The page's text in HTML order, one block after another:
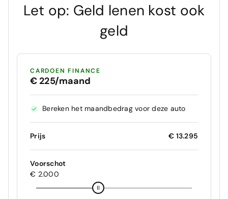
Let op: Geld lenen kost ook
geld
CARDOEN FINANCE
€ 225/maand
Bereken het maandbedrag voor deze auto
Prijs € 13.295
Voorschot
€ 2.000